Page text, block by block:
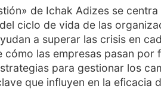
de Ichak Adizes se centra
ciclo de vida de las
a superar las crisis en
las empresas pasan por
para gestionar los
que influyen en la eficacia